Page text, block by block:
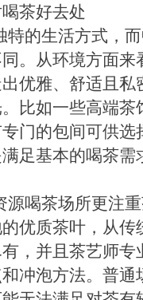
茶好去处
特的生活方式，
。从环境方面来
优雅、舒适且私
比如一些高端茶
门的包间可供选
足基本的喝茶需
源喝茶场所更注
优质茶叶，从传
，并且茶艺师专
冲泡方法。普通